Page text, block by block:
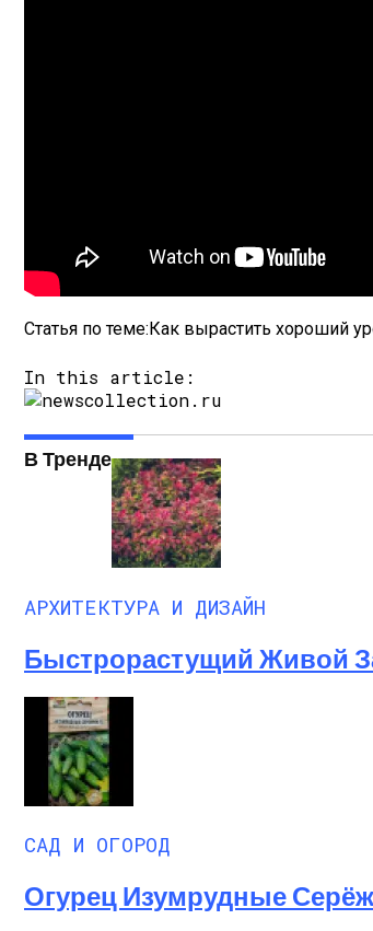
Статья по теме:Как вырастить хороший
In this article:
В Тренде
АРХИТЕКТУРА И ДИЗАЙН
Быстрорастущий Живой
САД И ОГОРОД
Огурец Изумрудные